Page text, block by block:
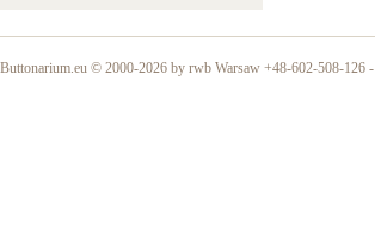
Buttonarium.eu © 2000-2026 by rwb Warsaw +48-602-508-126 -